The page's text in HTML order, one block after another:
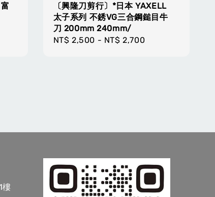
〔興隆刀剪行〕*日本 YAXELL
太子系列 不銹VG三合鋼鎚目牛
刀 200mm 240mm/
Regular
NT$ 2,500 - NT$ 2,700
樓